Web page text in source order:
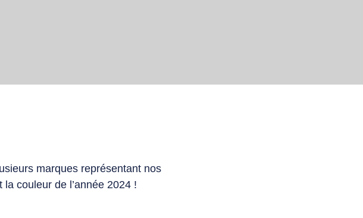
marques représentant nos
couleur de l’année 2024 !